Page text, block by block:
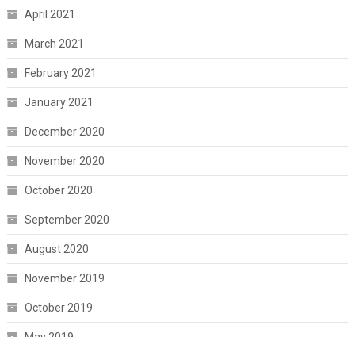
April 2021
March 2021
February 2021
January 2021
December 2020
November 2020
October 2020
September 2020
August 2020
November 2019
October 2019